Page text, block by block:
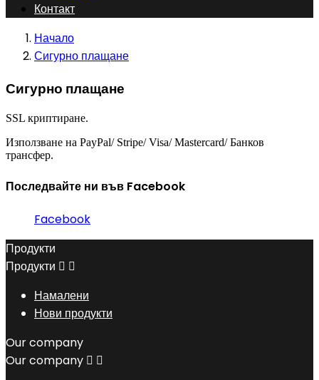
Контакт
Начало
Сигурно плащане
Сигурно плащане
SSL криптиране.
Използване на PayPal/ Stripe/ Visa/ Mastercard/ Банков
трансфер.
Последвайте ни във Facebook
Facebook
Продукти
Продукти  
Намалени
Нови продукти
Our company
Our company  